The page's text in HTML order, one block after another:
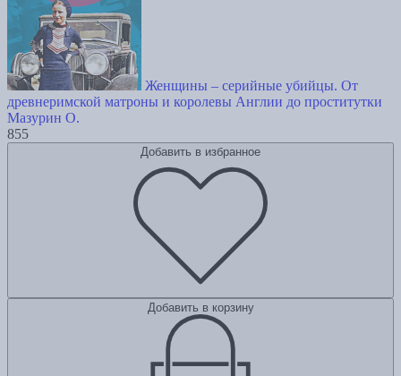
Женщины – серийные убийцы. От
древнеримской матроны и королевы Англии до проститутки
Мазурин О.
855
Добавить в избранное
Добавить в корзину